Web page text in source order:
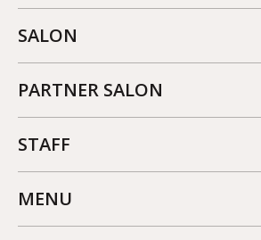
SALON
PARTNER SALON
STAFF
MENU